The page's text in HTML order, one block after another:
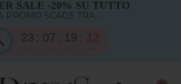
SALE -20% SU TUTTO
PROMO SCADE TRA....
23 07 19 11